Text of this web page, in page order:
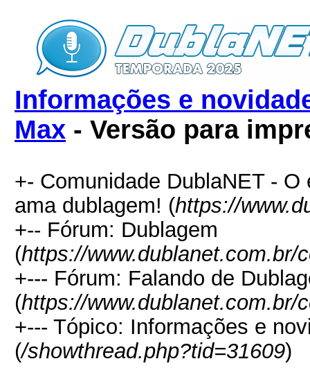
Informações e
Max - Versão para
+- Comunidade DublaNET -
ama dublagem! (https://
+-- Fórum: Dublagem
(https://www.dublanet.com.br/
+--- Fórum: Falando de
(https://www.dublanet.com.br/
+--- Tópico: Informações e
(/showthread.php?tid=31609)